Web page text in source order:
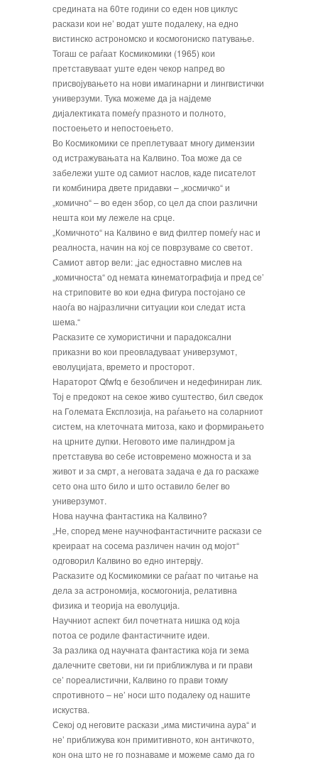
средината на 60те години со еден нов циклус
раскази кои не’ водат уште подалеку, на едно
вистинско астрономско и космогониско патување.
Тогаш се раѓаат Космикомики (1965) кои
претставуваат уште еден чекор напред во
присвојувањето на нови имагинарни и лингвистички
универзуми. Тука можеме да ја најдеме
дијалектиката помеѓу празното и полното,
постоењето и непостоењето.
Во Космикомики се преплетуваат многу димензии
од истражувањата на Калвино. Тоа може да се
забележи уште од самиот наслов, каде писателот
ги комбинира двете придавки – „космичко“ и
„комично“ – во еден збор, со цел да спои различни
нешта кои му лежеле на срце.
„Комичното“ на Калвино е вид филтер помеѓу нас и
реалноста, начин на кој се поврзуваме со светот.
Самиот автор вели: „јас едноставно мислев на
„комичноста“ од немата кинематографија и пред се’
на стриповите во кои една фигура постојано се
наоѓа во најразлични ситуации кои следат иста
шема.“
Расказите се хумористични и парадоксални
приказни во кои преовладуваат универзумот,
еволуцијата, времето и просторот.
Нараторот Qfwfq е безобличен и недефиниран лик.
Тој е предокот на секое живо суштество, бил сведок
на Големата Експлозија, на раѓањето на соларниот
систем, на клеточната митоза, како и формирањето
на црните дупки. Неговото име палиндром ја
претставува во себе истовремено можноста и за
живот и за смрт, а неговата задача е да го раскаже
сето она што било и што оставило белег во
универзумот.
Нова научна фантастика на Калвино?
„Не, според мене научнофантастичните раскази се
креираат на сосема различен начин од мојот“
одговорил Калвино во едно интервју.
Расказите од Космикомики се раѓаат по читање на
дела за астрономија, космогонија, релативна
физика и теорија на еволуција.
Научниот аспект бил почетната нишка од која
потоа се родиле фантастичните идеи.
За разлика од научната фантастика која ги зема
далечните светови, ни ги приближлува и ги прави
се’ пореалистични, Калвино го прави токму
спротивното – не’ носи што подалеку од нашите
искуства.
Секој од неговите раскази „има мистичина аура“ и
не’ приближува кон примитивното, кон античкото,
кон она што не го познаваме и можеме само да го